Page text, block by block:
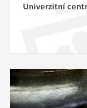
Univerzitní